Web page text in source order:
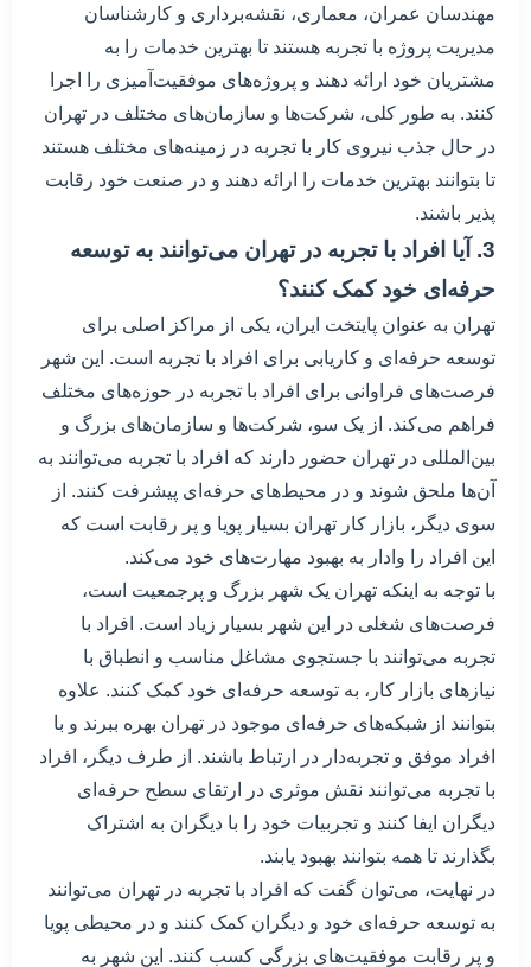
مهندسان عمران، معماری، نقشه‌برداری و کارشناسان
مدیریت پروژه با تجربه هستند تا بهترین خدمات را به
مشتریان خود ارائه دهند و پروژه‌های موفقیت‌آمیزی را اجرا
کنند. به طور کلی، شرکت‌ها و سازمان‌های مختلف در تهران
در حال جذب نیروی کار با تجربه در زمینه‌های مختلف هستند
تا بتوانند بهترین خدمات را ارائه دهند و در صنعت خود رقابت
پذیر باشند.
3. آیا افراد با تجربه در تهران می‌توانند به توسعه
حرفه‌ای خود کمک کنند؟
تهران به عنوان پایتخت ایران، یکی از مراکز اصلی برای
توسعه حرفه‌ای و کاریابی برای افراد با تجربه است. این شهر
فرصت‌های فراوانی برای افراد با تجربه در حوزه‌های مختلف
فراهم می‌کند. از یک سو، شرکت‌ها و سازمان‌های بزرگ و
بین‌المللی در تهران حضور دارند که افراد با تجربه می‌توانند به
آن‌ها ملحق شوند و در محیط‌های حرفه‌ای پیشرفت کنند. از
سوی دیگر، بازار کار تهران بسیار پویا و پر رقابت است که
این افراد را وادار به بهبود مهارت‌های خود می‌کند.
با توجه به اینکه تهران یک شهر بزرگ و پرجمعیت است،
فرصت‌های شغلی در این شهر بسیار زیاد است. افراد با
تجربه می‌توانند با جستجوی مشاغل مناسب و انطباق با
نیازهای بازار کار، به توسعه حرفه‌ای خود کمک کنند. علاوه
بتوانند از شبکه‌های حرفه‌ای موجود در تهران بهره ببرند و با
افراد موفق و تجربه‌دار در ارتباط باشند. از طرف دیگر، افراد
با تجربه می‌توانند نقش موثری در ارتقای سطح حرفه‌ای
دیگران ایفا کنند و تجربیات خود را با دیگران به اشتراک
بگذارند تا همه بتوانند بهبود یابند.
در نهایت، می‌توان گفت که افراد با تجربه در تهران می‌توانند
به توسعه حرفه‌ای خود و دیگران کمک کنند و در محیطی پویا
و پر رقابت موفقیت‌های بزرگی کسب کنند. این شهر به